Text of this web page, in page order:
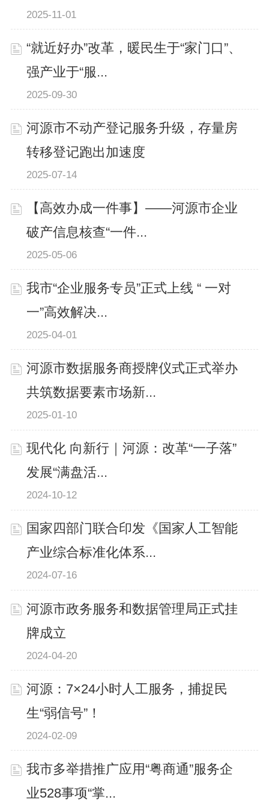
2025-11-01
“就近好办”改革，暖民生于“家门口”、
强产业于“服...
2025-09-30
河源市不动产登记服务升级，存量房
转移登记跑出加速度
2025-07-14
【高效办成一件事】——河源市企业
破产信息核查“一件...
2025-05-06
我市“企业服务专员”正式上线 “ 一对
一”高效解决...
2025-04-01
河源市数据服务商授牌仪式正式举办
共筑数据要素市场新...
2025-01-10
现代化 向新行｜河源：改革“一子落”
发展“满盘活...
2024-10-12
国家四部门联合印发《国家人工智能
产业综合标准化体系...
2024-07-16
河源市政务服务和数据管理局正式挂
牌成立
2024-04-20
河源：7×24小时人工服务，捕捉民
生“弱信号”！
2024-02-09
我市多举措推广应用“粤商通”服务企
业528事项“掌...